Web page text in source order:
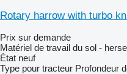
Rotary harrow with turbo
Prix sur demande
Matériel de travail du sol -
État neuf
Type pour tracteur Profondeur